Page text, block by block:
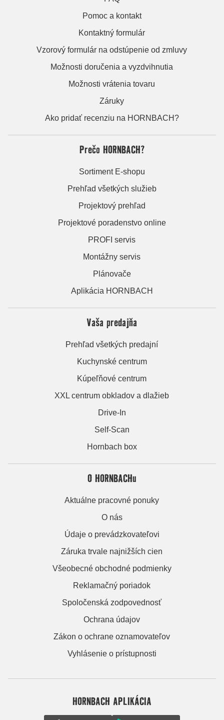
Pomoc a kontakt
Kontaktný formulár
Vzorový formulár na odstúpenie od zmluvy
Možnosti doručenia a vyzdvihnutia
Možnosti vrátenia tovaru
Záruky
Ako pridať recenziu na HORNBACH?
Prečo HORNBACH?
Sortiment E-shopu
Prehľad všetkých služieb
Projektový prehľad
Projektové poradenstvo online
PROFI servis
Montážny servis
Plánovače
Aplikácia HORNBACH
Vaša predajňa
Prehľad všetkých predajní
Kuchynské centrum
Kúpeľňové centrum
XXL centrum obkladov a dlažieb
Drive-In
Self-Scan
Hornbach box
O HORNBACHu
Aktuálne pracovné ponuky
O nás
Údaje o prevádzkovateľovi
Záruka trvale najnižších cien
Všeobecné obchodné podmienky
Reklamačný poriadok
Spoločenská zodpovednosť
Ochrana údajov
Zákon o ochrane oznamovateľov
Vyhlásenie o prístupnosti
HORNBACH APLIKÁCIA